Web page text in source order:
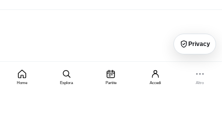
Home Esplora Partite Accedi Altro
Privacy